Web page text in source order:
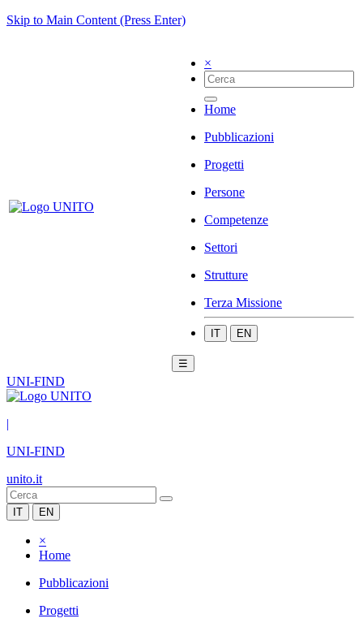
Skip to Main Content (Press Enter)
×
Home
Pubblicazioni
Progetti
Persone
Competenze
Settori
Strutture
Terza Missione
IT EN
☰
UNI-FIND
|
UNI-FIND
unito.it
IT EN
×
Home
Pubblicazioni
Progetti